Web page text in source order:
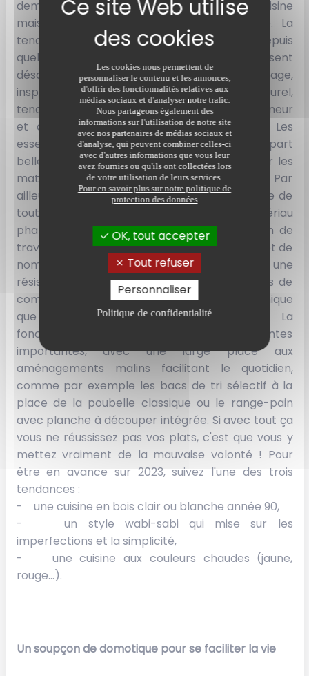
demeure certes une valeur sûre dans la cuisine
mais le bois est désormais incontournable. La
tendance bois naturel est en vogue depuis
quelques années. Certaines marques osent
désormais le décliner dans un esprit vintage,
inspiré du design des années 50. Le bois naturel,
tendance campagne, est également à l'honneur
et on le retrouve dans différents coloris. Les
essences sombres comme le noyer font leur part
belle. Pour le côté écolo, on misera plutôt sur les
matériaux durables comme le bambou. Par
ailleurs, le bois massif n'étant pas à la portée de
toutes les bourses, le mélaminé reste le matériau
phare pour les façades de cuisine. Côté plan de
travail, le stratifié a la cote ! Il présente en effet de
nombreux atouts : un nettoyage facile et une
résistance aux chocs. Pour votre budget, pas de
comparaison, il est largement plus économique
que le bois et propose plus de coloris. La
fonctionnalité fait aussi partie des attentes
importantes, avec une large place aux
aménagements malins facilitant le quotidien,
comme par exemple les bacs de tri sélectif à la
place de la poubelle classique ou le range-pain
avec planche à découper intégrée. Si avec tout ça
vous ne réussissez pas vos plats, c'est que vous y
mettez vraiment de la mauvaise volonté ! Pour
être en avance sur 2023, suivez l'une des trois
tendances :
- une cuisine en bois clair ou blanche année 90,
- un style wabi-sabi qui mise sur les
imperfections et la simplicité,
- une cuisine aux couleurs chaudes (jaune,
rouge...).
Un soupçon de domotique pour se faciliter la vie
Les cookies nous permettent de
personnaliser le contenu et les annonces,
d'offrir des fonctionnalités relatives aux
médias sociaux et d'analyser notre trafic.
Nous partageons également des
informations sur l'utilisation de notre site
avec nos partenaires de médias sociaux et
d'analyse, qui peuvent combiner celles-ci
avec d'autres informations que vous leur
avez fournies ou qu'ils ont collectées lors
de votre utilisation de leurs services.
Pour en savoir plus sur notre politique de
protection des données
OK, tout accepter
Tout refuser
Personnaliser
Politique de confidentialité